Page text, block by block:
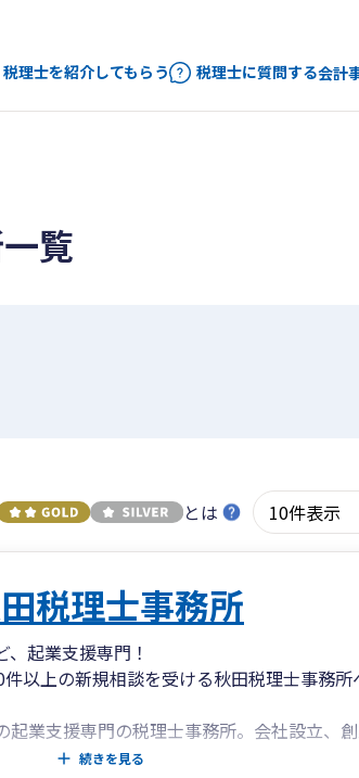
税理士を紹介してもらう 税理士に質問する会計
覧
とは
税理士事務所
起業支援専門！
以上の新規相談を受ける秋田税理士事務所
起業支援専門の税理士事務所。会社設立、
、羽後信用金庫、日本政策金融公庫などから
続きを見る